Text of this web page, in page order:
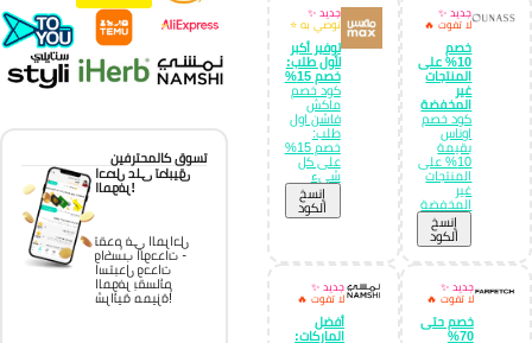
جديد ✨
لا تفوت 🔥
خصم
10% على
المنتجات
غير
المخفضة
كود خصم
اوناس
بقيمة
10% على
المنتجات
غير
المخفضة
إِنسخ
الكود
جديد ✨
نوصي به ⭐
توفير أكبر
لأول طلب:
خصم 15%
كود خصم
ماكش
فاشن اول
طلب:
خصم 15%
على كل
شيء
إِنسخ
الكود
جديد ✨
لا تفوت 🔥
خصم حتى
70%
جديد ✨
لا تفوت 🔥
أفضل
الماركات:
تسوق كالمحترفين
احصل على تطبيق
الموفر!
تقدم في المراحل
واكسب الوحدات -
استبدل وحدات
الموفر بقسائم
شرائية مميزة!